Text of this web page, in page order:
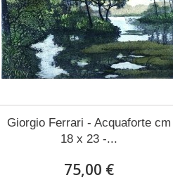
Giorgio Ferrari - Acquaforte cm
18 x 23 -...
75,00 €